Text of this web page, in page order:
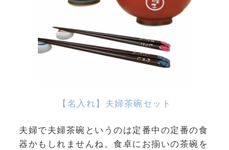
【名入れ】夫婦茶碗セット
夫婦で夫婦茶碗というのは定番中の定番の食
器かもしれませんね。食卓にお揃いの茶碗を